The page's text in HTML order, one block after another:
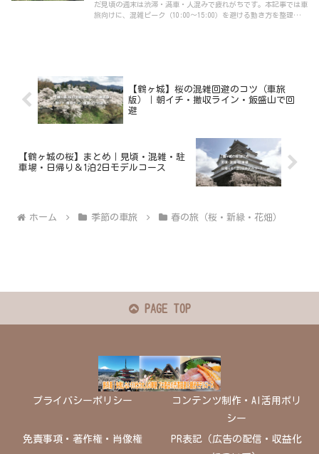
だ見頃の週末は渋滞・満車・人混みで疲れがちです。本記事では車
旅向けに、混雑ピーク（10:00〜15:00）を避ける動き方を整理。朝
【鶴ヶ城】桜の混雑回避のコツ（車旅
版）｜朝イチ・撤収ライン・飯盛山で回
避
【鶴ヶ城の桜】まとめ｜見頃・混雑・駐
車場・日帰り＆1泊2日モデルコース
ホーム 季節の車旅 春の旅（桜・新緑・花畑）
PAGE TOP
プライバシーポリシー
コンテンツ制作・AI活用ポリ
シー
免責事項・著作権・肖像権
PR表記（広告の配信・収益化